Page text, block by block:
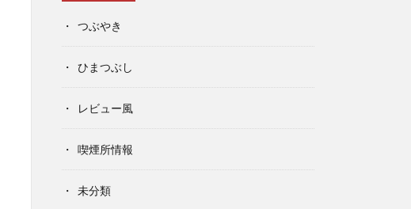
つぶやき
ひまつぶし
レビュー風
喫煙所情報
未分類